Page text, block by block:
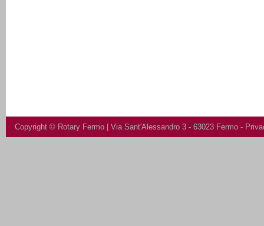
Copyright © Rotary Fermo | Via Sant'Alessandro 3 - 63023 Fermo -